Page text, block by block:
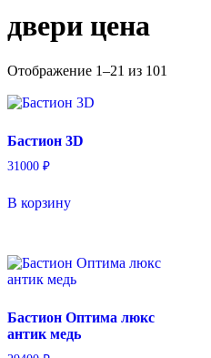
двери цена
Отображение 1–21 из 101
Бастион 3D
31000 ₽
В корзину
Бастион Оптима люкс
антик медь